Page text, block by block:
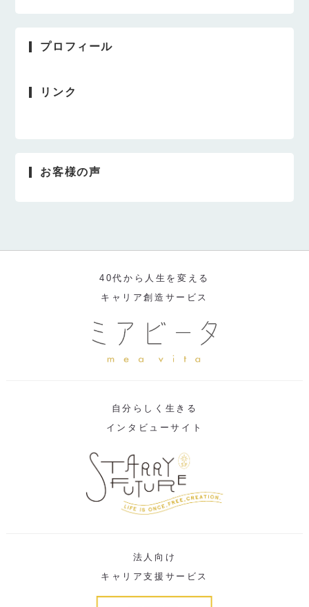
プロフィール
リンク
お客様の声
40代から人生を変える
キャリア創造サービス
自分らしく生きる
インタビューサイト
法人向け
キャリア支援サービス